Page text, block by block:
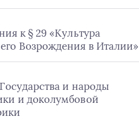
к § 29 «Культура
Возрождения в Италии»
и народы
и доколумбовой